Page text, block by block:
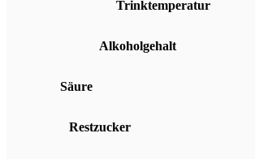
Trinktemperatur
Alkoholgehalt
Säure
Restzucker